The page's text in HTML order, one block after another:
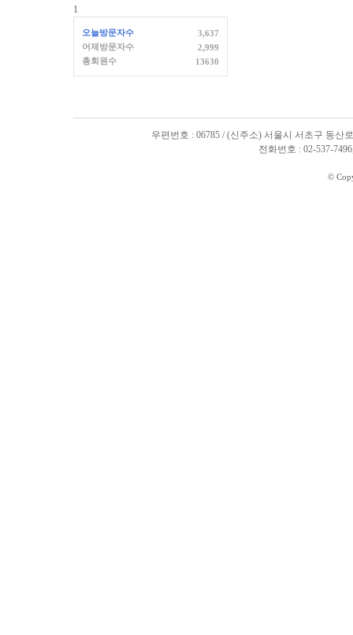
1
오늘방문자수
3,637
어제방문자수
2,999
총회원수
13630
우편번호 : 06785 / (신주소) 서울시 서초구 동산
전화번호 : 02-537-
©